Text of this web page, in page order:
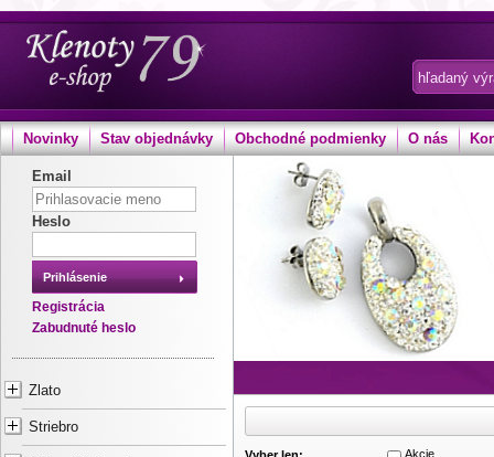
Novinky Stav objednávky Obchodné podmienky O nás
Email
Heslo
Prihlásenie
Registrácia
Zabudnuté heslo
Zlato
Striebro
Akcie